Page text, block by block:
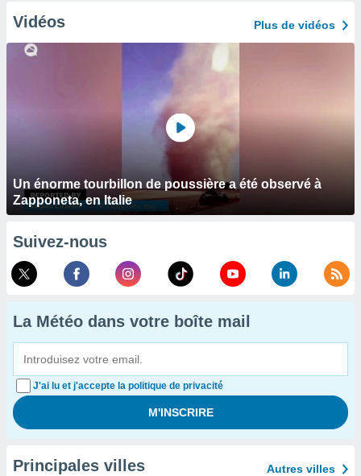
Vidéos Plus de vidéos
Un énorme tourbillon de poussière a été observé à
Zapponeta, en Italie
Suivez-nous
La Météo dans votre boîte mail
J'ai lu et j'accepte la politique de privacité
Principales villes Autres villes